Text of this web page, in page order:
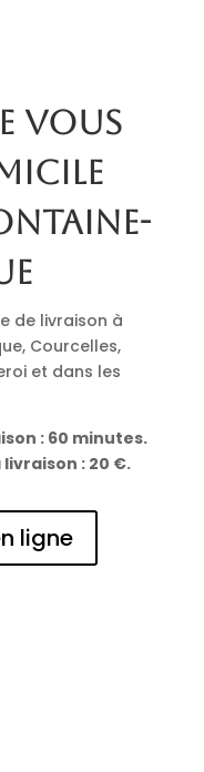
vous
de livraison à
Courcelles,
et dans les
: 60 minutes.
: 20 €.
ligne